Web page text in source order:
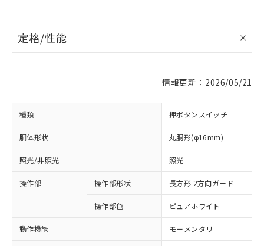
定格/性能
情報更新：2026/05/21
種類 押ボタンスイッチ
胴体形状 丸胴形(φ16mm)
照光/非照光 照光
操作部 操作部形状 長方形 2方向ガード
操作部色 ピュアホワイト
動作機能 モーメンタリ